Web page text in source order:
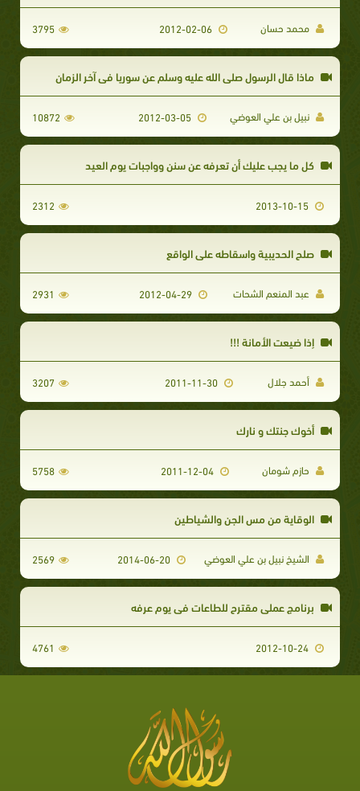
محمد حسان 3795
ماذا قال الرسول صلى الله عليه وسلم عن سوريا في آخر الزمان
نبيل بن علي العوضي 2012-03-05
10872
كل ما يجب عليك أن تعرفه عن سنن وواجبات يوم العيد
2312
صلح الحديبية واسقاطه على الواقع
عبد المنعم الشحات 2012-04-29
2931
إذا ضيعت الأمانة !!!
أحمد جلال 3207
أخوك جنتك و نارك
حازم شومان 2011-12-04
5758
الوقاية من مس الجن والشياطين
الشيخ نبيل بن علي العوضي 2014-06-20
2569
برنامج عملي مقترح للطاعات في يوم عرفه
4761